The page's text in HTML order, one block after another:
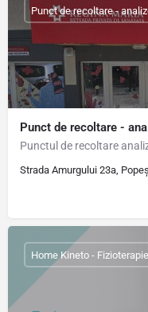
Punct de recoltare -
Strada Amurgului 23a,
Punct de recoltare -
Home Kineto -